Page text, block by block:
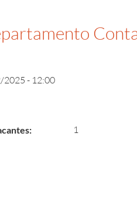
2025 - 12:00
1